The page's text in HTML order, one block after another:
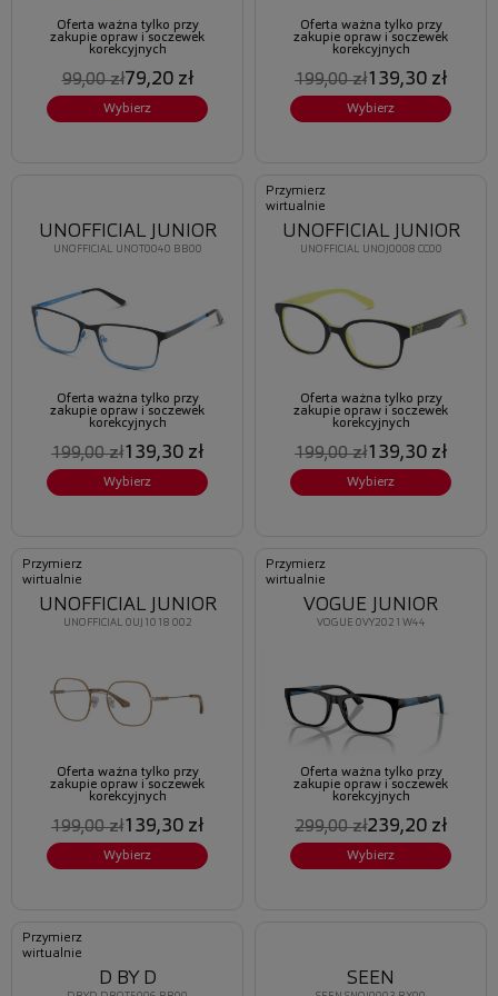
Oferta ważna tylko przy
zakupie opraw i soczewek
korekcyjnych
99,00 zł79,20 zł
Wybierz
Oferta ważna tylko przy
zakupie opraw i soczewek
korekcyjnych
199,00 zł139,30 zł
Wybierz
UNOFFICIAL UNOT0040 BB00
UNOFFICIAL JUNIOR
Oferta ważna tylko przy
zakupie opraw i soczewek
korekcyjnych
199,00 zł139,30 zł
Wybierz
Przymierz
wirtualnie
UNOFFICIAL UNOJ0008 CC00
UNOFFICIAL JUNIOR
Oferta ważna tylko przy
zakupie opraw i soczewek
korekcyjnych
199,00 zł139,30 zł
Wybierz
Przymierz
wirtualnie
UNOFFICIAL 0UJ1018 002
UNOFFICIAL JUNIOR
Oferta ważna tylko przy
zakupie opraw i soczewek
korekcyjnych
199,00 zł139,30 zł
Wybierz
Przymierz
wirtualnie
VOGUE 0VY2021 W44
VOGUE JUNIOR
Oferta ważna tylko przy
zakupie opraw i soczewek
korekcyjnych
299,00 zł239,20 zł
Wybierz
Przymierz
wirtualnie
D BY D SEEN